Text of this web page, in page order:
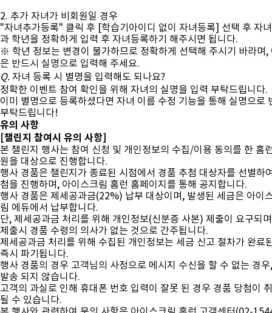
2. 추가 자녀가 비회원일 경우
"자녀추가등록" 클릭 후 [학습기아이디 없이 자녀등록] 선택 후 자
과 학년을 정확하게 입력 후 자녀등록하기 해주시면 됩니다.
※ 학년 정보는 변경이 불가하므로 정확하게 선택해 주시기 바라며,
은 반드시 실명으로 입력해 주세요.
Q. 자녀 등록 시 별명을 입력해도 되나요?
정확한 이벤트 참여 확인을 위해 자녀의 실명을 입력 부탁드립니다.
이미 별명으로 등록하셨다면 자녀 이름 수정 기능을 통해 실명으로
부탁드립니다!
유의 사항
[챌린지 참여시 유의 사항]
본 챌린지 행사는 참여 신청 및 개인정보의 수집/이용 동의를 한 홈
원을 대상으로 진행합니다.
행사 경품은 챌린지가 종료된 시점에서 경품 추첨 대상자를 선별하
첨을 진행하며, 아이스크림 홈런 홈페이지를 통해 공지합니다.
행사 경품은 제세공과금(22%) 납부 대상이며, 발생된 세금은 아이
림 에듀에서 납부합니다.
단, 제세공과금 처리를 위해 개인정보(신분증 사본) 제출이 요구되
제출시 경품 수령의 의사가 없는 것으로 간주됩니다.
제세공과금 처리를 위해 수집된 개인정보는 세금 신고 절차가 완료
즉시 파기됩니다.
행사 경품의 경우 고객님의 사정으로 메시지 수신을 할 수 없는 경우
발송 되지 않습니다.
고객의 과실로 인해 휴대폰 번호 입력이 잘못 된 경우 경품 당첨이
될 수 있습니다.